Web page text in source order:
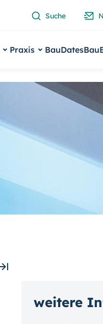
Suche
Praxis BauDates
weitere